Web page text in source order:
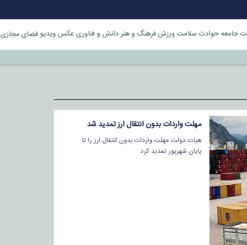
جامعهحوادث سلامت ورزشفرهنگ و هنردانش و فناوری عکس ویدیوفضای مجازی
خورد
مهلت واردات بدون انتقال ارز تمدید شد
هیات دولت مهلت واردات بدون انتقال ارز را تا
پایان شهریور تمدید کرد.